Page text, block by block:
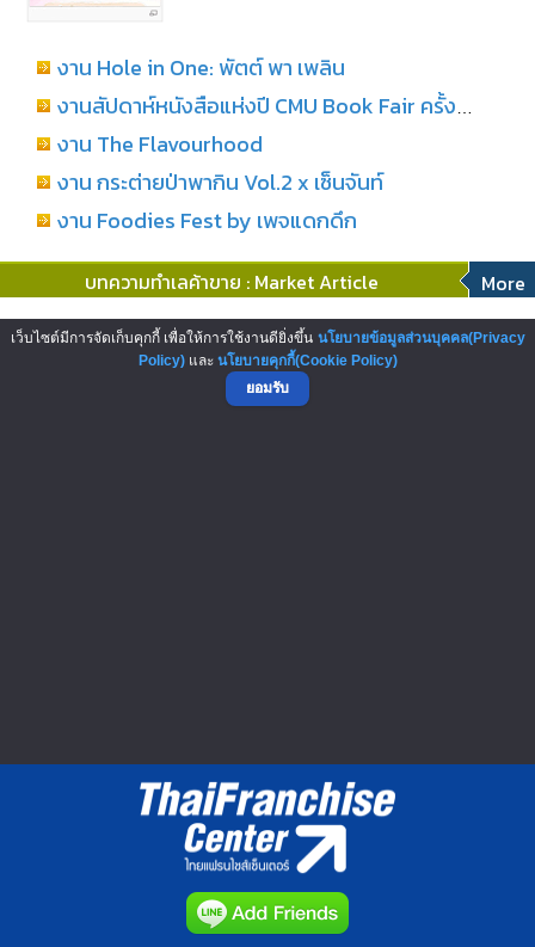
งาน Hole in One: พัตต์ พา เพลิน
งาน The Flavourhood
งาน กระต่ายป่าพากิน Vol.2 x เซ็นจันท์
งาน Foodies Fest by เพจแดกดึก
บทความทำเลค้าขาย : Market Article More
โอกาสสู่การเป็นผู้ประกอบการสถานี
บริการน้ำมันเชลล์ บริษัทพลังงานระดับ
โลก...
เว็บไซต์มีการจัดเก็บคุกกี้ เพื่อให้การใช้งานดียิ่งขึ้น นโยบายข้อมูลส่วนบุคคล(Privacy
Policy)และ นโยบายคุกกี้(Cookie Policy)
ยอมรับ